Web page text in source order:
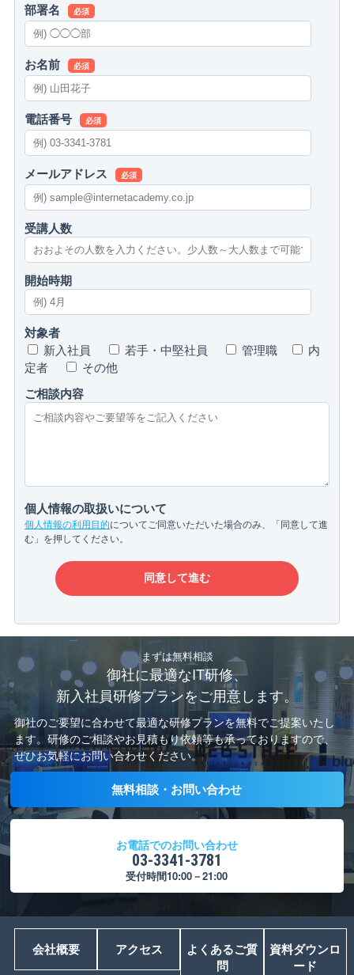
部署名 必須
お名前 必須
電話番号 必須
メールアドレス 必須
受講人数
開始時期
対象者
新入社員 若手・中堅社員 管理職
内
定者
その他
ご相談内容
個人情報の取扱いについて
個人情報の利用目的についてご同意いただいた場合のみ、「同意して進
む」を押してください。
まずは無料相談
御社に最適なIT研修、
新入社員研修プランをご用意します。
御社のご要望に合わせて最適な研修プランを無料でご提案いたし
ます。 研修のご相談やお見積もり依頼等も承っておりますので、
ぜひお気軽にお問い合わせください。
無料相談・お問い合わせ
お電話でのお問い合わせ
03-3341-3781
受付時間10:00－21:00
会社概要 アクセス
よくあるご質
問
資料ダウンロ
ード